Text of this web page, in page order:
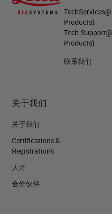
Products)
Products)
联系我们
关于我们
关于我们
Certifications &
Registrations
人才
合作伙伴